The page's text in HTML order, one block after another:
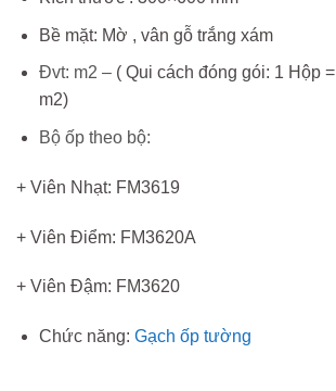
Bề mặt: Mờ , vân gỗ trắng xám
Đvt: m2 – ( Qui cách đóng gói: 1 Hộp
m2)
Bộ ốp theo bộ:
+ Viên Nhạt: FM3619
+ Viên Điểm: FM3620A
+ Viên Đậm: FM3620
Chức năng: Gạch ốp tường